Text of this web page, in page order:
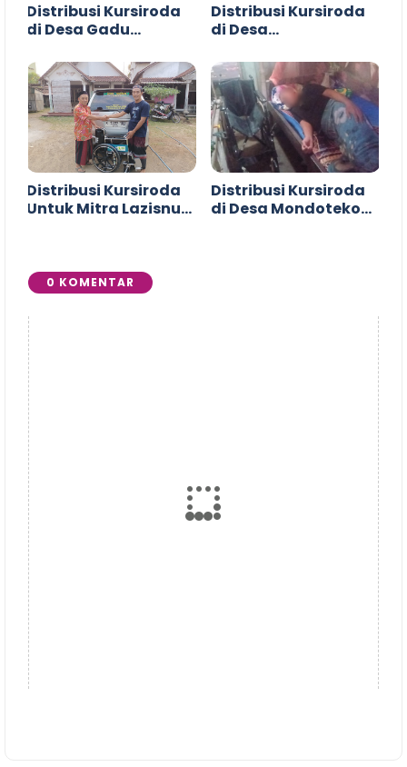
Distribusi Kursiroda
di Desa Gadu
Distribusi Kursiroda
di Desa
Margoyoso Pati
Distribusi Kursiroda
Untuk Mitra Lazisnu
Distribusi Kursiroda
di Desa Mondoteko
0 KOMENTAR